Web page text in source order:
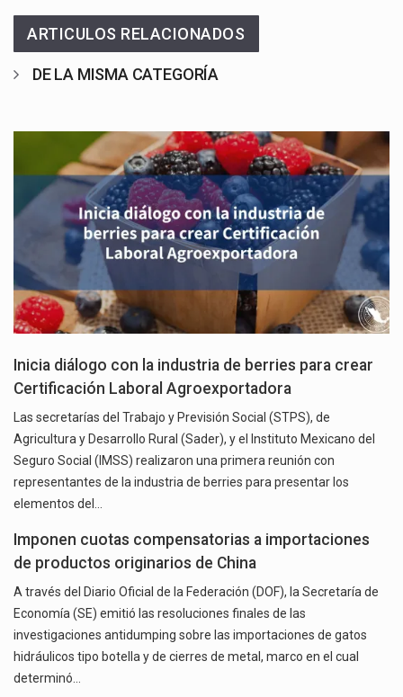
ARTICULOS RELACIONADOS
DE LA MISMA CATEGORÍA
Inicia diálogo con la industria de berries para crear
Certificación Laboral Agroexportadora
Las secretarías del Trabajo y Previsión Social (STPS), de
Agricultura y Desarrollo Rural (Sader), y el Instituto Mexicano del
Seguro Social (IMSS) realizaron una primera reunión con
representantes de la industria de berries para presentar los
elementos del…
Imponen cuotas compensatorias a importaciones
de productos originarios de China
A través del Diario Oficial de la Federación (DOF), la Secretaría de
Economía (SE) emitió las resoluciones finales de las
investigaciones antidumping sobre las importaciones de gatos
hidráulicos tipo botella y de cierres de metal, marco en el cual
determinó…